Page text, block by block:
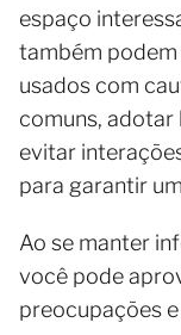
espaço
também
usados com
comuns, adotar
evitar
para garantir
Ao se manter
você pode
preocupações